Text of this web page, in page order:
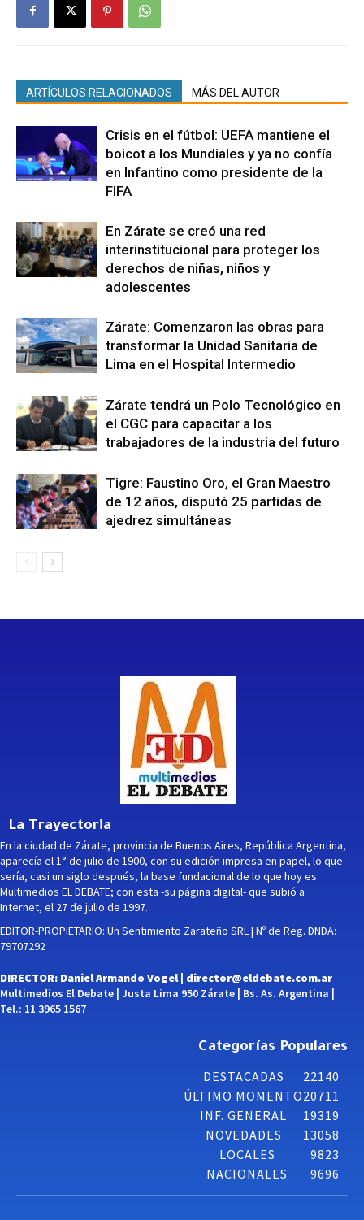
ARTÍCULOS RELACIONADOS MÁS DEL AUTOR
Crisis en el fútbol: UEFA mantiene el
boicot a los Mundiales y ya no confía
en Infantino como presidente de la
FIFA
En Zárate se creó una red
interinstitucional para proteger los
derechos de niñas, niños y
adolescentes
Zárate: Comenzaron las obras para
transformar la Unidad Sanitaria de
Lima en el Hospital Intermedio
Zárate tendrá un Polo Tecnológico en
el CGC para capacitar a los
trabajadores de la industria del futuro
Tigre: Faustino Oro, el Gran Maestro
de 12 años, disputó 25 partidas de
ajedrez simultáneas
La Trayectoria
En la ciudad de Zárate, provincia de Buenos Aires, República Argentina,
aparecía el 1° de julio de 1900, con su edición impresa en papel, lo que
sería, casi un siglo después, la base fundacional de lo que hoy es
Multimedios EL DEBATE; con esta -su página digital- que subió a
Internet, el 27 de julio de 1997.
EDITOR-PROPIETARIO: Un Sentimiento Zarateño SRL | Nº de Reg. DNDA:
79707292
DIRECTOR: Daniel Armando Vogel | director@eldebate.com.ar
Multimedios El Debate | Justa Lima 950 Zárate | Bs. As. Argentina |
Tel.: 11 3965 1567
Categorías Populares
DESTACADAS
22140
ÚLTIMO MOMENTO20711
INF. GENERAL
19319
NOVEDADES
13058
LOCALES
9823
NACIONALES
9696